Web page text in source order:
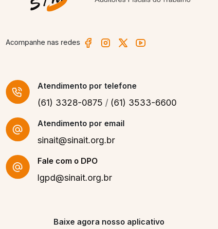
Acompanhe nas redes
Atendimento por telefone
(61) 3328-0875 / (61) 3533-6600
Atendimento por email
sinait@sinait.org.br
Fale com o DPO
lgpd@sinait.org.br
Baixe agora nosso aplicativo